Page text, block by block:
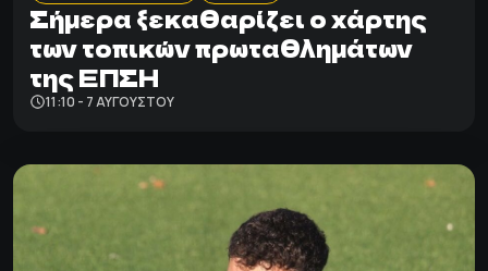
Σήμερα ξεκαθαρίζει ο χάρτης
των τοπικών πρωταθλημάτων
της ΕΠΣΗ
11:10 - 7 ΑΥΓΟΎΣΤΟΥ